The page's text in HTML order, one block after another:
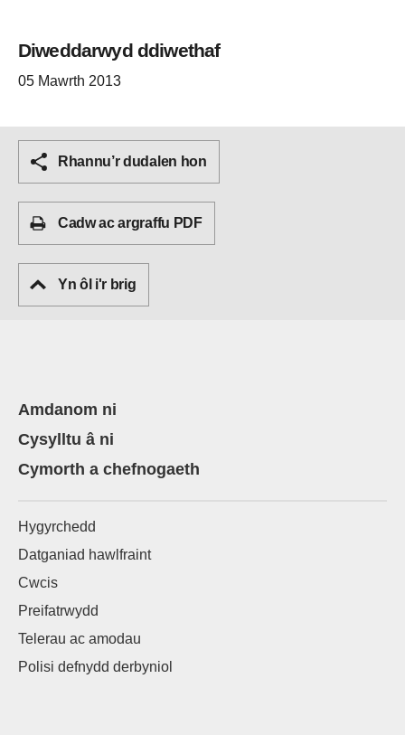
Diweddarwyd ddiwethaf
05 Mawrth 2013
Rhannu’r dudalen hon
Cadw ac argraffu PDF
Yn ôl i'r brig
Amdanom ni
Cysylltu â ni
Cymorth a chefnogaeth
Hygyrchedd
Datganiad hawlfraint
Cwcis
Preifatrwydd
Telerau ac amodau
Polisi defnydd derbyniol